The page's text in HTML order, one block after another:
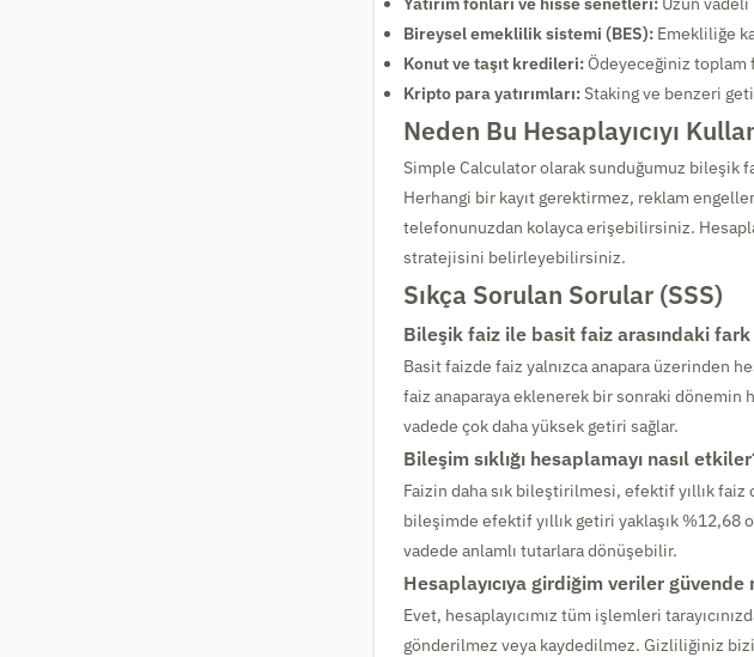
Bireysel emeklilik sistemi (BES): Emekliliğe
Konut ve taşıt kredileri:Ödeyeceğiniz toplam
Kripto para yatırımları:Staking ve benzeri
Neden Bu Hesaplayıcıyı
Simple Calculator olarak sunduğumuz bileşik
Herhangi bir kayıt gerektirmez, reklam
telefonunuzdan kolayca erişebilirsiniz.
stratejisini belirleyebilirsiniz.
Sıkça Sorulan Sorular (SSS)
Bileşik faiz ile basit faiz arasındaki
Basit faizde faiz yalnızca anapara üzerinden
faiz anaparaya eklenerek bir sonraki dönemin
vadede çok daha yüksek getiri sağlar.
Bileşim sıklığı hesaplamayı nasıl
Faizin daha sık bileştirilmesi, efektif yıllık faiz
bileşimde efektif yıllık getiri yaklaşık %12,68
vadede anlamlı tutarlara dönüşebilir.
Hesaplayıcıya girdiğim veriler güvende
Evet, hesaplayıcımız tüm işlemleri
gönderilmez veya kaydedilmez. Gizliliğiniz